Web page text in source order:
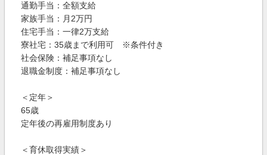
通勤手当：全額支給
家族手当：月2万円
住宅手当：一律2万支給
寮社宅：35歳まで利用可 ※条件付き
社会保険：補足事項なし
退職金制度：補足事項なし
＜定年＞
65歳
定年後の再雇用制度あり
＜育休取得実績＞